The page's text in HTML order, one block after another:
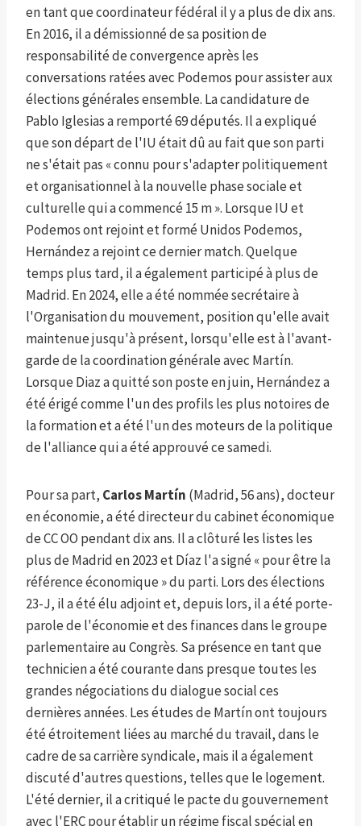
en tant que coordinateur fédéral il y a plus de dix ans.
En 2016, il a démissionné de sa position de
responsabilité de convergence après les
conversations ratées avec Podemos pour assister aux
élections générales ensemble. La candidature de
Pablo Iglesias a remporté 69 députés. Il a expliqué
que son départ de l'IU était dû au fait que son parti
ne s'était pas « connu pour s'adapter politiquement
et organisationnel à la nouvelle phase sociale et
culturelle qui a commencé 15 m ». Lorsque IU et
Podemos ont rejoint et formé Unidos Podemos,
Hernández a rejoint ce dernier match. Quelque
temps plus tard, il a également participé à plus de
Madrid. En 2024, elle a été nommée secrétaire à
l'Organisation du mouvement, position qu'elle avait
maintenue jusqu'à présent, lorsqu'elle est à l'avant-
garde de la coordination générale avec Martín.
Lorsque Diaz a quitté son poste en juin, Hernández a
été érigé comme l'un des profils les plus notoires de
la formation et a été l'un des moteurs de la politique
de l'alliance qui a été approuvé ce samedi.
Pour sa part, Carlos Martín (Madrid, 56 ans), docteur
en économie, a été directeur du cabinet économique
de CC OO pendant dix ans. Il a clôturé les listes les
plus de Madrid en 2023 et Díaz l'a signé « pour être la
référence économique » du parti. Lors des élections
23-J, il a été élu adjoint et, depuis lors, il a été porte-
parole de l'économie et des finances dans le groupe
parlementaire au Congrès. Sa présence en tant que
technicien a été courante dans presque toutes les
grandes négociations du dialogue social ces
dernières années. Les études de Martín ont toujours
été étroitement liées au marché du travail, dans le
cadre de sa carrière syndicale, mais il a également
discuté d'autres questions, telles que le logement.
L'été dernier, il a critiqué le pacte du gouvernement
avec l'ERC pour établir un régime fiscal spécial en